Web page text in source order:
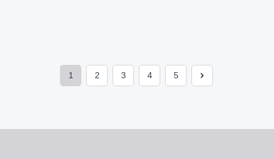
Seite
1
Seite
2
Seite
3
Seite
4
Seite
5